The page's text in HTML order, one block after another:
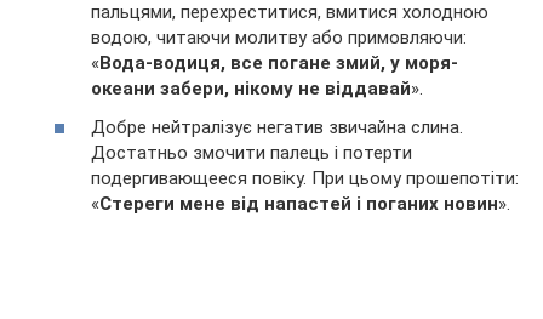
пальцями, перехреститися, вмитися холодною
водою, читаючи молитву або примовляючи:
«Вода-водиця, все погане змий, у моря-
океани забери, нікому не віддавай».
Добре нейтралізує негатив звичайна слина.
Достатньо змочити палець і потерти
подергивающееся повіку. При цьому прошепотіти:
«Стереги мене від напастей і поганих новин».